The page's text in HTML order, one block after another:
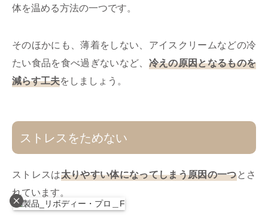
体を温める方法の一つです。
そのほかにも、薄着をしない、アイスクリームなどの冷
たい食品を食べ過ぎないなど、 冷えの原因となるものを
減らす工夫をしましょう。
ストレスをためない
ストレスは太りやすい体になってしまう原因の一つとさ
れています。